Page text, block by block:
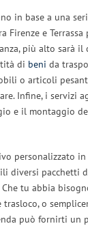
in base a una
Firenze e
più alto sarà il
di beni da
o articoli
Infine, i servizi
e il montaggio
personalizzato
diversi pacchetti
Che tu abbia
o
può fornirti un